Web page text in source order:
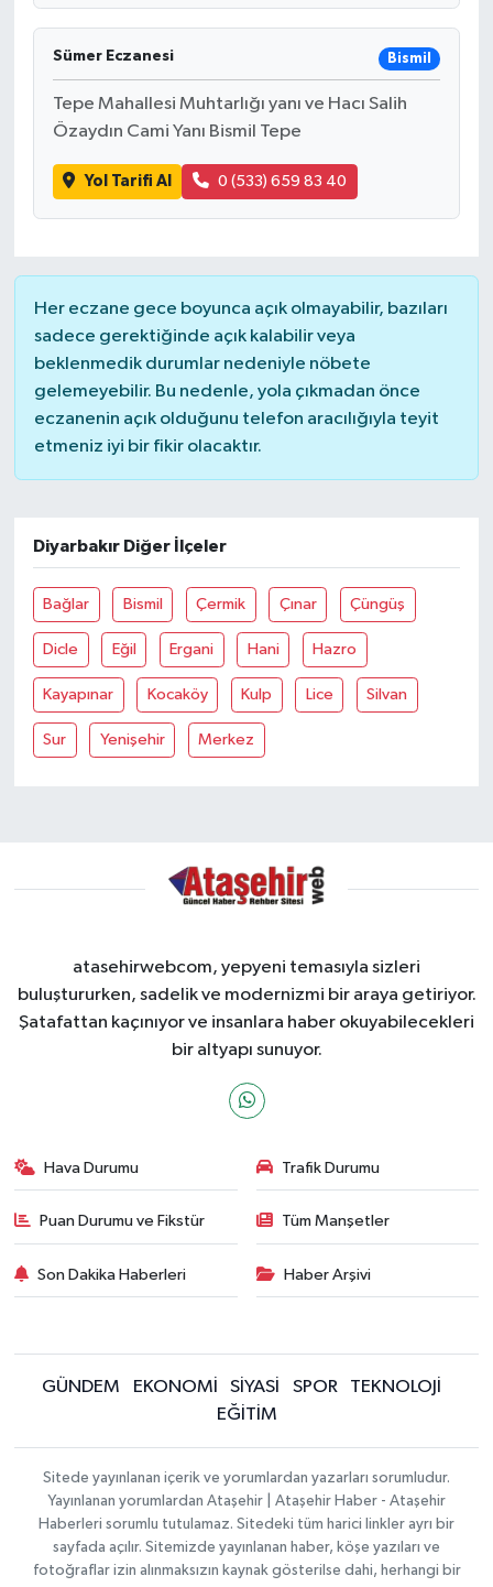
Sümer Eczanesi Bismil
Tepe Mahallesi Muhtarlığı yanı ve Hacı Salih
Özaydın Cami Yanı Bismil Tepe
Yol Tarifi Al 0 (533) 659 83 40
Her eczane gece boyunca açık olmayabilir, bazıları
sadece gerektiğinde açık kalabilir veya
beklenmedik durumlar nedeniyle nöbete
gelemeyebilir. Bu nedenle, yola çıkmadan önce
eczanenin açık olduğunu telefon aracılığıyla teyit
etmeniz iyi bir fikir olacaktır.
Diyarbakır Diğer İlçeler
Bağlar Bismil Çermik Çınar Çüngüş
Dicle Eğil Ergani Hani Hazro
Kayapınar Kocaköy Kulp Lice Silvan
Sur Yenişehir Merkez
atasehirwebcom, yepyeni temasıyla sizleri
buluştururken, sadelik ve modernizmi bir araya getiriyor.
Şatafattan kaçınıyor ve insanlara haber okuyabilecekleri
bir altyapı sunuyor.
Hava Durumu Trafik Durumu
Puan Durumu ve Fikstür Tüm Manşetler
Son Dakika Haberleri Haber Arşivi
GÜNDEM EKONOMİ SİYASİ SPOR
TEKNOLOJİ
EĞİTİM
Sitede yayınlanan içerik ve yorumlardan yazarları sorumludur.
Yayınlanan yorumlardan Ataşehir | Ataşehir Haber - Ataşehir
Haberleri sorumlu tutulamaz. Sitedeki tüm harici linkler ayrı bir
sayfada açılır. Sitemizde yayınlanan haber, köşe yazıları ve
fotoğraflar izin alınmaksızın kaynak gösterilse dahi, herhangi bir